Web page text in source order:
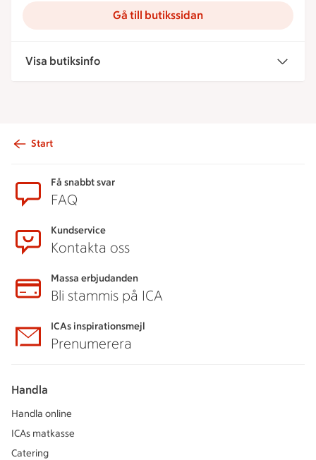
Gå till butikssidan
Visa butiksinfo
Start
Få snabbt svar
FAQ
Kundservice
Kontakta oss
Massa erbjudanden
Bli stammis på ICA
ICAs inspirationsmejl
Prenumerera
Handla
Handla online
ICAs matkasse
Catering